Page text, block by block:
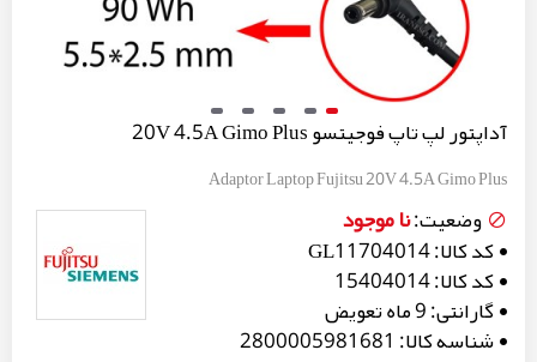
آداپتور لپ تاپ فوجیتسو 20V 4.5A Gimo Plus
Adaptor Laptop Fujitsu 20V 4.5A Gimo Plus
وضعیت:نا موجود
کد کالا:GL11704014
کد کالا:15404014
گارانتی:9 ماه تعویض
شناسه کالا: 2800005981681